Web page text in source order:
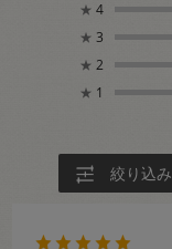
★ 4
★ 3
★ 2
★ 1
絞り込み